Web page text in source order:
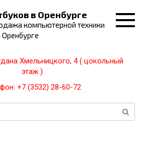
в Оренбурге
компьютерной техники
Оренбурге
Хмельницкого, 4 ( цокольный
этаж )
+7 (3532) 28-60-72